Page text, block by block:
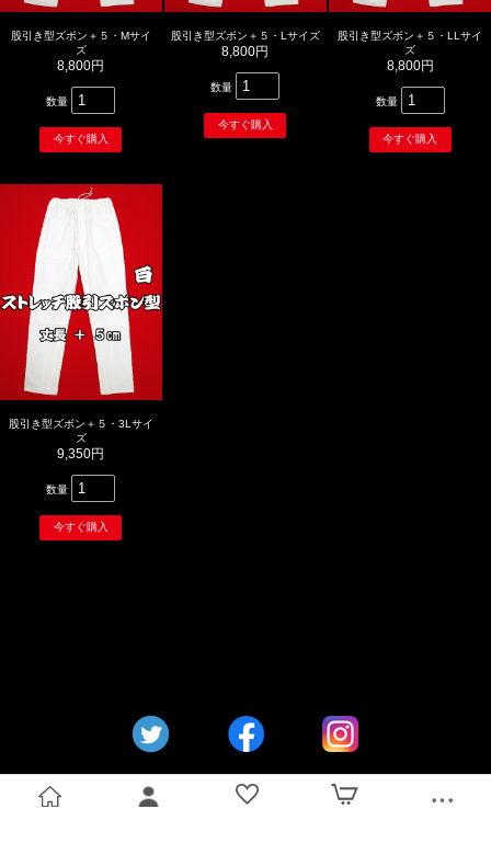
股引き型ズボン＋５・Mサイ
ズ
8,800円
数量
股引き型ズボン＋５・Lサイズ
8,800円
数量
股引き型ズボン＋５・LLサイ
ズ
8,800円
数量
股引き型ズボン＋５・3Lサイ
ズ
9,350円
数量